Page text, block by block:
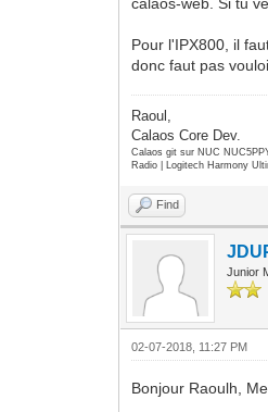
Pour l'IPX800, il
donc faut pas
Raoul,
Calaos Core Dev.
Calaos git sur NUC
Radio | Logitech Harmony
Find
Junior
02-07-2018, 11:27 PM
Bonjour Raoulh,